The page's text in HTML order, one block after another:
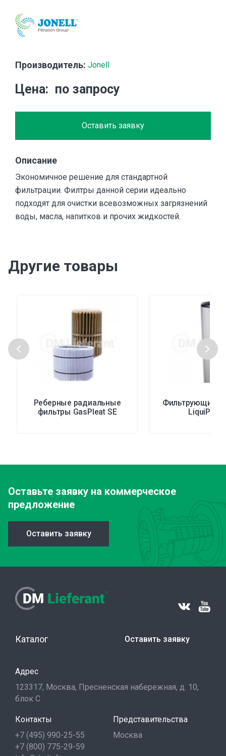
Производитель: Jonell
Цена по запросу
Оставить заявку
Описание
Экономичное решение для стандартной
фильтрации. Филтры данной серии идеально
подходят для очистки всевозможных загрязнений
воды, масла, напитков и прочих жидкостей.
Другие товары
Реберные радиальные
фильтры GasPleat SE
Фильтрующие
LiquiPleat
Оставьте заявку на коммерческое
предложение
Оставить заявку
Каталог Оставить заявку
Адрес
123317, Москва, Пресненская набережная, д. 10,
блок С
Контакты
+7 (495) 990-25-55
+7 (800) 775-29-59
Представительства
Москва